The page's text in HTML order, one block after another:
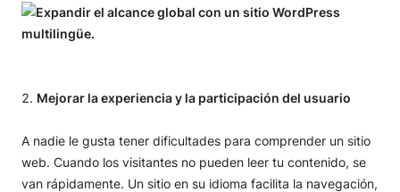
Mejorar la experiencia y la participación del usuario
A nadie le gusta tener dificultades para comprender un sitio
web. Cuando los visitantes no pueden leer tu contenido, se
van rápidamente. Un sitio en su idioma facilita la navegación,